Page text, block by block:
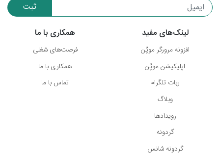
ثبت
لینک‌های مفید
افزونه مرورگر موپُن
اپلیکیشن موپُن
ربات تلگرام
وبلاگ
رویدادها
گردونه
گردونه شانس
همکاری با ما
فرصت‌های شغلی
همکاری با ما
تماس با ما